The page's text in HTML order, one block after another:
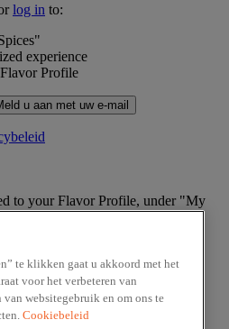
log in to:
experience
Profile
u aan met uw e-mail
to your Flavor Profile, under "My
te klikken gaat u akkoord met het
voor het verbeteren van
websitegebruik en om ons te
Cookiebeleid